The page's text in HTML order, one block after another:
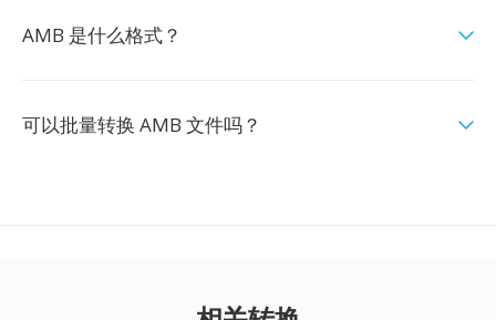
AMB 是什么格式？
可以批量转换 AMB 文件吗？